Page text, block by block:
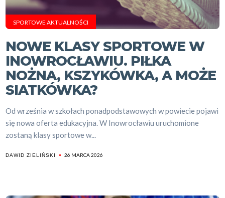
SPORTOWE AKTUALNOŚCI
NOWE KLASY SPORTOWE W
INOWROCŁAWIU. PIŁKA
NOŻNA, KSZYKÓWKA, A MOŻE
SIATKÓWKA?
Od września w szkołach ponadpodstawowych w powiecie pojawi
się nowa oferta edukacyjna. W Inowrocławiu uruchomione
zostaną klasy sportowe w...
DAWID ZIELIŃSKI 26 MARCA 2026